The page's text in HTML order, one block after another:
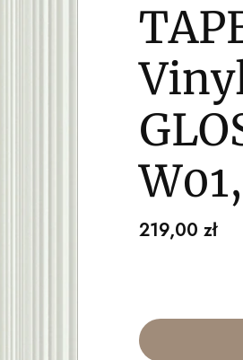
Cena
219,00 zł